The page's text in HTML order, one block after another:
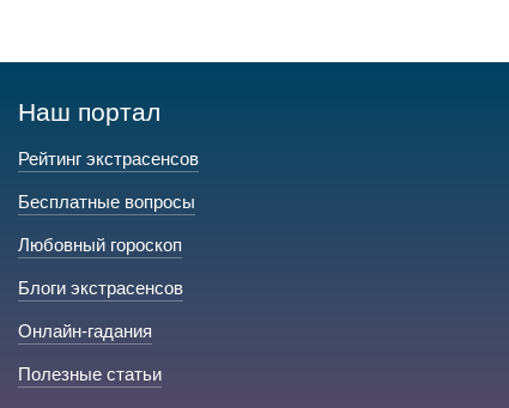
Наш портал
Рейтинг экстрасенсов
Бесплатные вопросы
Любовный гороскоп
Блоги экстрасенсов
Онлайн-гадания
Полезные статьи